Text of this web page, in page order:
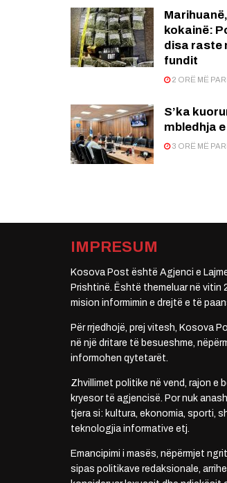
kokainë:
disa raste
fundit
2 ORË MË
S’ka
mbledhja
3 ORË MË
IMPRESUM
Kosova Post është Agjenci e
Prishtinë. Është themeluar në vitin
mision informimin e drejtë e të
Për rrjedhojë, prej vitesh, Kosova
në një dritare të besueshme,
informohen qytetarët.
Zhvillimet politike në vend, rajon e
kryesor të agjencisë. Por nuk
tjera si: kultura, ekonomia, sporti,
teknologjia informative etj.
Emancipimi i masës, nëpërmjet
sipas politikave redaksionale,